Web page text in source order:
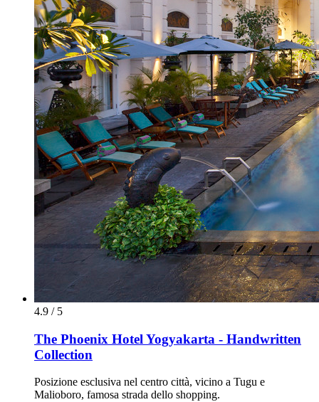
4.9 / 5
The Phoenix Hotel Yogyakarta - Handwritten
Collection
Posizione esclusiva nel centro città, vicino a Tugu e
Malioboro, famosa strada dello shopping.